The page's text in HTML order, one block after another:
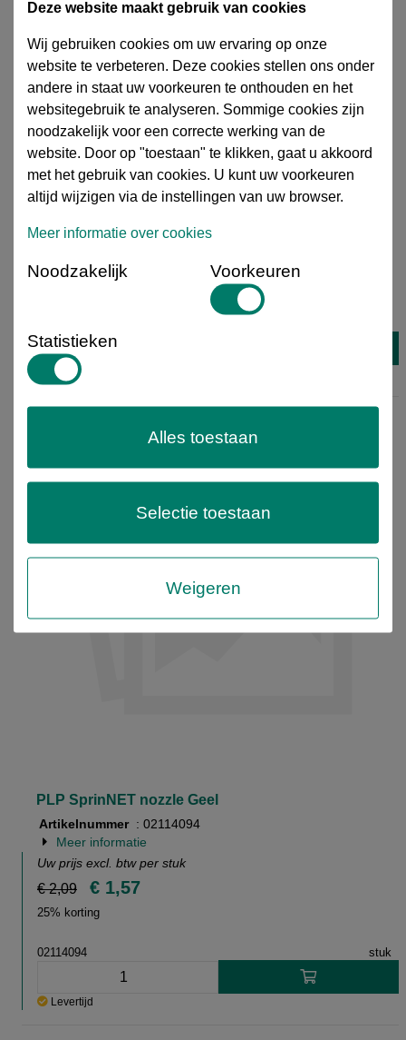
PLP SprinNET kit, excl. sproeier
Artikelnummer : 02114092
Uw prijs excl. btw per stuk
€ 8,56 € 6,42
Levertijd
PLP SprinNET nozzle Geel
Artikelnummer : 02114094
Meer informatie
Uw prijs excl. btw per stuk
€ 2,09 € 1,57
25% korting
02114094 stuk
Levertijd
Deze website maakt gebruik van cookies
Wij gebruiken cookies om uw ervaring op onze
website te verbeteren. Deze cookies stellen ons onder
andere in staat uw voorkeuren te onthouden en het
websitegebruik te analyseren. Sommige cookies zijn
noodzakelijk voor een correcte werking van de
website. Door op "toestaan" te klikken, gaat u akkoord
met het gebruik van cookies. U kunt uw voorkeuren
altijd wijzigen via de instellingen van uw browser.
Meer informatie over cookies
Noodzakelijk Voorkeuren
Statistieken
Weigeren
Selectie toestaan
Alles toestaan